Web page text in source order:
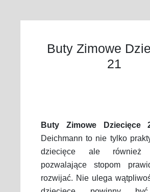
Buty Zimowe
21
Buty Zimowe Dziecięce
Deichmann to nie tylko
dziecięce ale również
pozwalające stopom
rozwijać. Nie ulega